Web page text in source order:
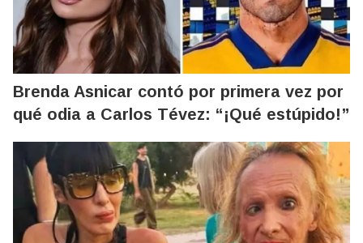
Brenda Asnicar contó por primera vez por
qué odia a Carlos Tévez: “¡Qué estúpido!”